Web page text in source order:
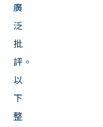
廣
泛
批
評。
以
下
整